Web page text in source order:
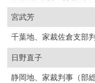
宮武芳
千葉地、家裁佐倉支部
日野直子
静岡地、家裁判事（部